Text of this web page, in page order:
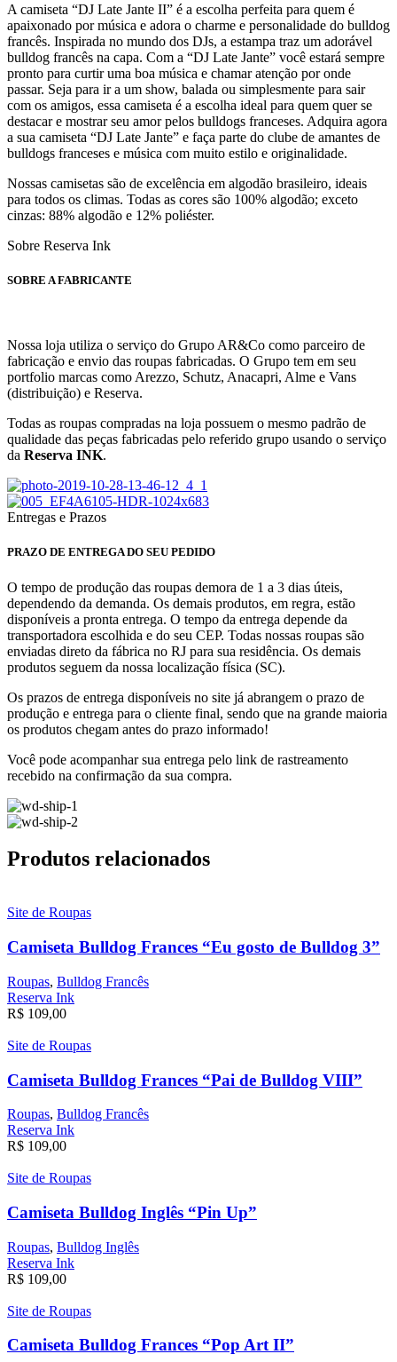
A camiseta “DJ Late Jante II” é a escolha perfeita para quem é
apaixonado por música e adora o charme e personalidade do bulldog
francês. Inspirada no mundo dos DJs, a estampa traz um adorável
bulldog francês na capa. Com a “DJ Late Jante” você estará sempre
pronto para curtir uma boa música e chamar atenção por onde
passar. Seja para ir a um show, balada ou simplesmente para sair
com os amigos, essa camiseta é a escolha ideal para quem quer se
destacar e mostrar seu amor pelos bulldogs franceses. Adquira agora
a sua camiseta “DJ Late Jante” e faça parte do clube de amantes de
bulldogs franceses e música com muito estilo e originalidade.
Nossas camisetas são de excelência em algodão brasileiro, ideais
para todos os climas. Todas as cores são 100% algodão; exceto
cinzas: 88% algodão e 12% poliéster.
Sobre Reserva Ink
SOBRE A FABRICANTE
Nossa loja utiliza o serviço do Grupo AR&Co como parceiro de
fabricação e envio das roupas fabricadas. O Grupo tem em seu
portfolio marcas como Arezzo, Schutz, Anacapri, Alme e Vans
(distribuição) e Reserva.
Todas as roupas compradas na loja possuem o mesmo padrão de
qualidade das peças fabricadas pelo referido grupo usando o serviço
da Reserva INK.
Entregas e Prazos
PRAZO DE ENTREGA DO SEU PEDIDO
O tempo de produção das roupas demora de 1 a 3 dias úteis,
dependendo da demanda. Os demais produtos, em regra, estão
disponíveis a pronta entrega. O tempo da entrega depende da
transportadora escolhida e do seu CEP. Todas nossas roupas são
enviadas direto da fábrica no RJ para sua residência. Os demais
produtos seguem da nossa localização física (SC).
Os prazos de entrega disponíveis no site já abrangem o prazo de
produção e entrega para o cliente final, sendo que na grande maioria
os produtos chegam antes do prazo informado!
Você pode acompanhar sua entrega pelo link de rastreamento
recebido na confirmação da sua compra.
Produtos relacionados
Site de Roupas
Camiseta Bulldog Frances “Eu gosto de Bulldog 3”
Roupas, Bulldog Francês
Reserva Ink
R$ 109,00
Site de Roupas
Camiseta Bulldog Frances “Pai de Bulldog VIII”
Roupas, Bulldog Francês
Reserva Ink
R$ 109,00
Site de Roupas
Camiseta Bulldog Inglês “Pin Up”
Roupas, Bulldog Inglês
Reserva Ink
R$ 109,00
Site de Roupas
Camiseta Bulldog Frances “Pop Art II”